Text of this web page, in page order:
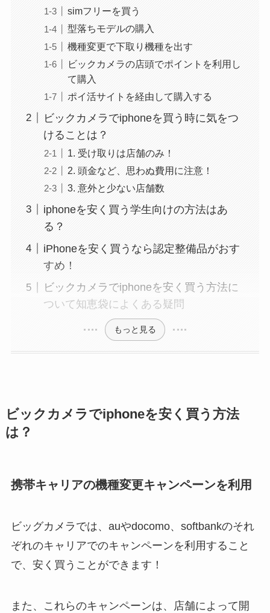
simフリーを買う
型落ちモデルの購入
機種変更で下取り機種を出す
ビックカメラの店頭でポイントを利用し
て購入
ポイ活サイトを経由して購入する
ビックカメラでiphoneを買う時に気をつ
けることは？
1. 受け取りは店舗のみ！
2. 頭金など、思わぬ費用に注意！
3. 意外と少ない店舗数
iphoneを安く買う学生向けの方法はあ
る？
iPhoneを安く買うなら認定整備品がおす
すめ！
ビックカメラでiphoneを安く買う方法に
ついて知恵袋によくある疑問
もっと見る
ビックカメラでiphoneを安く買う方法
は？
携帯キャリアの機種変更キャンペーンを利用
ビッグカメラでは、auやdocomo、softbankのそれ
ぞれのキャリアでのキャンペーンを利用すること
で、安く買うことができます！
また、これらのキャンペーンは、店舗によって開